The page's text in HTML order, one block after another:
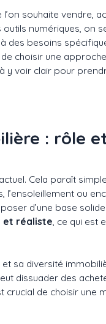
souhaite vendre,
numériques, on
besoins
choisir une
y voir clair pour
: rôle
Cela paraît
l’ensoleillement ou
d’une base
et réaliste , ce qui
sa diversité
dissuader des
de choisir une